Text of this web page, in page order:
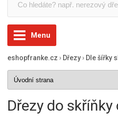
Menu
eshopfranke.cz › Dřezy› Dle šířky
Dřezy do skříňky